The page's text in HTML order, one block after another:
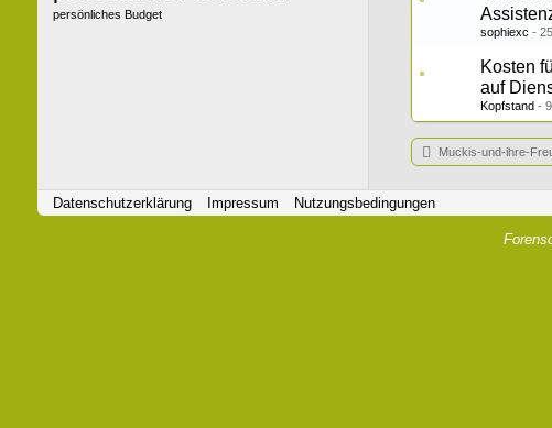
persönliches Budget
sophiexc
Kosten
auf
Kopfstand
Muckis-und-ihre-
Datenschutzerklärung Impressum Nutzungsbedingungen